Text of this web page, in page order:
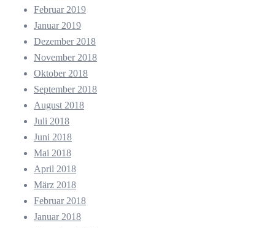
Februar 2019
Januar 2019
Dezember 2018
November 2018
Oktober 2018
September 2018
August 2018
Juli 2018
Juni 2018
Mai 2018
April 2018
März 2018
Februar 2018
Januar 2018